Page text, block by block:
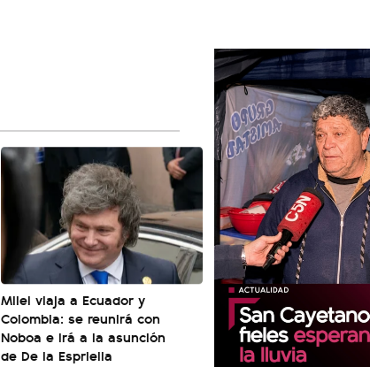
Milei viaja a Ecuador y
Colombia: se reunirá con
Noboa e irá a la asunción
de De la Espriella